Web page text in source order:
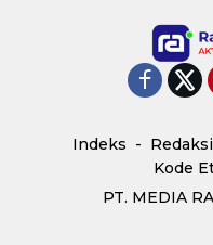
Indeks Redaksi
Kode
PT. MEDIA